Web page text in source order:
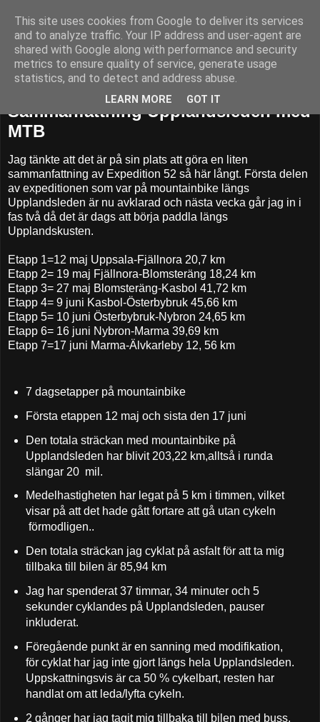
52adventures
Sammanfattning Upplandsleden med
MTB
Jag tänkte att det är på sin plats att göra en liten
sammanfattning av Expedition 52 så här långt. Första delen
av expeditionen som var på mountainbike längs
Upplandsleden är nu avklarad och nästa vecka går jag in i
fas två då det är dags att börja paddla längs
Upplandskusten.
Etapp 1=12 maj Uppsala-Fjällnora 20,7 km
Etapp 2= 19 maj Fjällnora-Blomsteräng 18,24 km
Etapp 3= 27 maj Blomsteräng-Kasbol 41,72 km
Etapp 4= 9 juni Kasbol-Österbybruk 45,66 km
Etapp 5= 10 juni Österbybruk-Nybron 24,65 km
Etapp 6= 16 juni Nybron-Marma 39,69 km
Etapp 7=17 juni Marma-Älvkarleby 12, 56 km
7 dagsetapper på mountainbike
Första etappen 12 maj och sista den 17 juni
Den totala sträckan med mountainbike på
Upplandsleden har blivit 203,22 km,alltså i runda
slängar 20 mil.
Medelhastigheten har legat på 5 km i timmen, vilket
visar på att det hade gått fortare att gå utan cykeln
förmodligen..
Den totala sträckan jag cyklat på asfalt för att ta mig
tillbaka till bilen är 85,94 km
Jag har spenderat 37 timmar, 34 minuter och 5
sekunder cyklandes på Upplandsleden, pauser
inkluderat.
Föregående punkt är en sanning med modifikation,
för cyklat har jag inte gjort längs hela Upplandsleden.
Uppskattningsvis är ca 50 % cykelbart, resten har
handlat om att leda/lyfta cykeln.
2 gånger har jag tagit mig tillbaka till bilen med buss,
This site uses cookies from Google to deliver its services
and to analyze traffic. Your IP address and user-agent are
shared with Google along with performance and security
metrics to ensure quality of service, generate usage
statistics, and to detect and address abuse.
LEARN MORE GOT IT